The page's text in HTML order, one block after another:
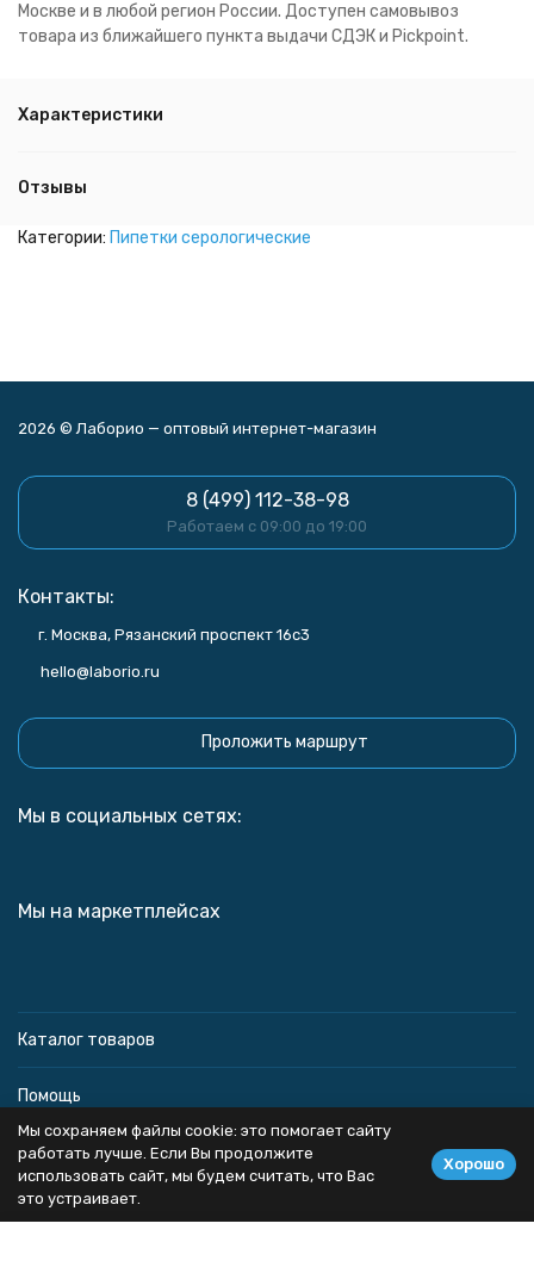
Москве и в любой регион России. Доступен самовывоз
товара из ближайшего пункта выдачи СДЭК и Pickpoint.
Характеристики
Отзывы
Категории: Пипетки серологические
2026 © Лаборио — оптовый интернет-магазин
8 (499) 112-38-98
Работаем с 09:00 до 19:00
Контакты:
г. Москва, Рязанский проспект 16с3
hello@laborio.ru
Проложить маршрут
Мы в социальных сетях:
Мы на маркетплейсах
Каталог товаров
Помощь
Информация
Политика персональных данных
Мы сохраняем файлы cookie: это помогает сайту
работать лучше. Если Вы продолжите
использовать сайт, мы будем считать, что Вас
это устраивает.
Хорошо